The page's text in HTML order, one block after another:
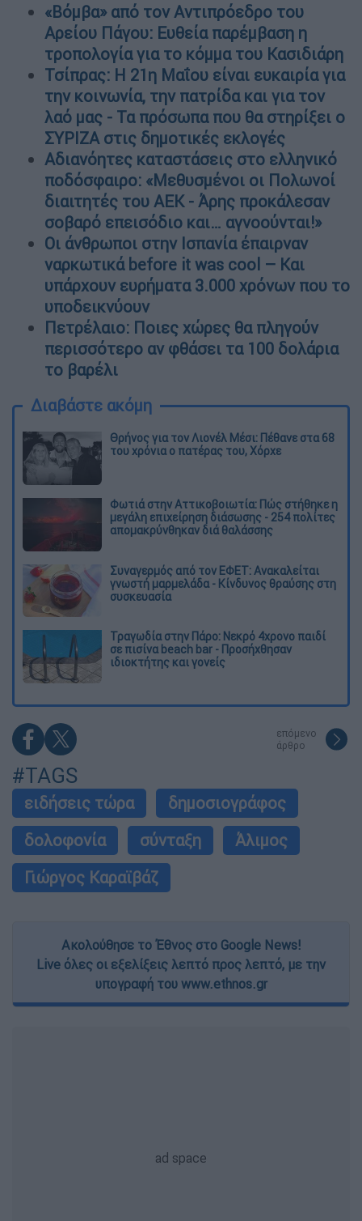
«Βόμβα» από τον Αντιπρόεδρο του
Αρείου Πάγου: Eυθεία παρέμβαση η
τροπολογία για το κόμμα του Κασιδιάρη
Τσίπρας: Η 21η Μαΐου είναι ευκαιρία για
την κοινωνία, την πατρίδα και για τον
λαό μας - Τα πρόσωπα που θα στηρίξει ο
ΣΥΡΙΖΑ στις δημοτικές εκλογές
Αδιανόητες καταστάσεις στο ελληνικό
ποδόσφαιρο: «Μεθυσμένοι οι Πολωνοί
διαιτητές του ΑΕΚ - Άρης προκάλεσαν
σοβαρό επεισόδιο και… αγνοούνται!»
Οι άνθρωποι στην Ισπανία έπαιρναν
ναρκωτικά before it was cool – Και
υπάρχουν ευρήματα 3.000 χρόνων που το
υποδεικνύουν
Πετρέλαιο: Ποιες χώρες θα πληγούν
περισσότερο αν φθάσει τα 100 δολάρια
το βαρέλι
Διαβάστε ακόμη
Θρήνος για τον Λιονέλ Μέσι: Πέθανε στα 68
του χρόνια ο πατέρας του, Χόρχε
Φωτιά στην Αττικοβοιωτία: Πώς στήθηκε η
μεγάλη επιχείρηση διάσωσης - 254 πολίτες
απομακρύνθηκαν διά θαλάσσης
Συναγερμός από τον ΕΦΕΤ: Ανακαλείται
γνωστή μαρμελάδα - Κίνδυνος θραύσης στη
συσκευασία
Τραγωδία στην Πάρο: Νεκρό 4χρονο παιδί
σε πισίνα beach bar - Προσήχθησαν
ιδιοκτήτης και γονείς
επόμενο
άρθρο
#TAGS
ειδήσεις τώρα
δημοσιογράφος
δολοφονία
σύνταξη
Άλιμος
Γιώργος Καραϊβάζ
Ακολούθησε το Έθνος στο Google News!
Live όλες οι εξελίξεις λεπτό προς λεπτό, με την
υπογραφή του www.ethnos.gr